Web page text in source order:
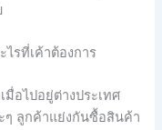
ไรที่เค้าต้องการ
มื่อไปอยู่ต่างประเทศ
ๆ ลูกค้าแย่งกันซื้อสินค้า